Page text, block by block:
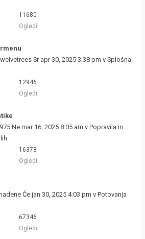
11680
Ogledi
Sr apr 30, 2025 3:38 pm v Splošna
12946
Ogledi
Ne mar 16, 2025 8:05 am v Popravila in
16378
Ogledi
Če jan 30, 2025 4:03 pm v Potovanja
67346
Ogledi